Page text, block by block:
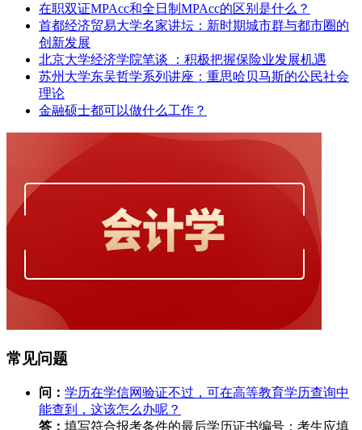
在职双证MPAcc和全日制MPAcc的区别是什么？
首都经济贸易大学名家讲坛：新时期城市群与都市圈的
创新发展
北京大学经济学院笔谈 ：积极把握保险业发展机遇
苏州大学东吴哲学系列讲座：重思哈贝马斯的公民社会
理论
金融硕士都可以做什么工作？
常见问题
问： 学历在学信网验证不过，可在高等教育学历查询中
能查到，这该怎么办呢？
答： 填写符合报考条件的最后学历证书编号：考生应填